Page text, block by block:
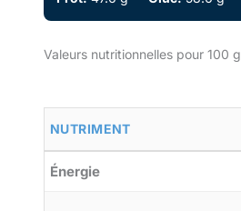
Valeurs nutritionnelles pour 100 g
NUTRIMENT
Énergie